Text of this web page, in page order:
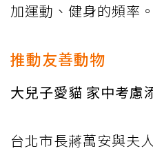
加運動、健身的頻率。
推動友善動物
大兒子愛貓 家中考慮
台北市長蔣萬安與夫